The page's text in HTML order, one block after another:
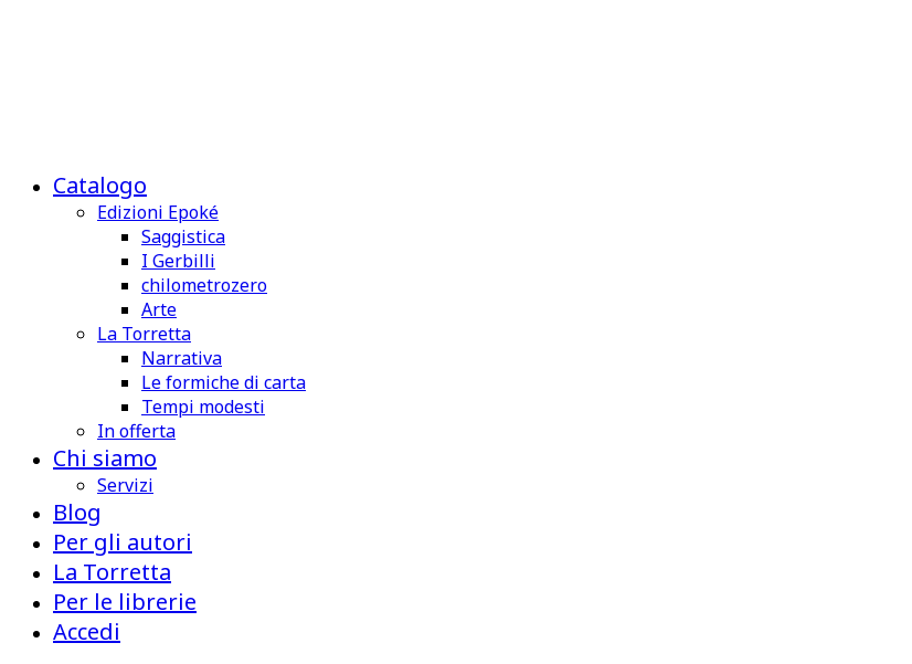
Catalogo
Edizioni Epoké
Saggistica
I Gerbilli
chilometrozero
Arte
La Torretta
Narrativa
Le formiche di carta
Tempi modesti
In offerta
Chi siamo
Servizi
Blog
Per gli autori
La Torretta
Per le librerie
Accedi